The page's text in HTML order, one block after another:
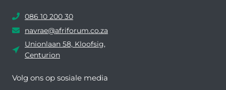
086 10 200 30
navrae@afriforum.co.za
Unionlaan 58, Kloofsig,
Centurion
Volg ons ​​op sosiale media